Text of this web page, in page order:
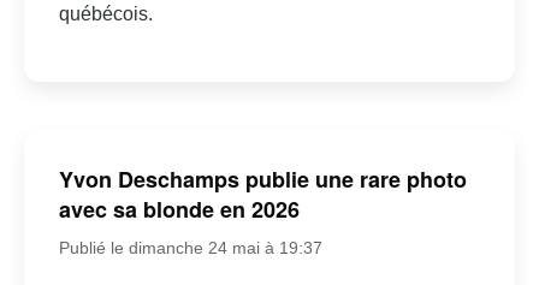
québécois.
Yvon Deschamps publie une rare photo
avec sa blonde en 2026
Publié le dimanche 24 mai à 19:37